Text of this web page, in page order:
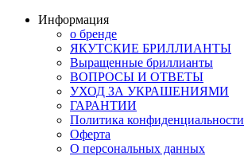
Информация
о бренде
ЯКУТСКИЕ БРИЛЛИАНТЫ
Выращенные бриллианты
ВОПРОСЫ И ОТВЕТЫ
УХОД ЗА УКРАШЕНИЯМИ
ГАРАНТИИ
Политика конфиденциальности
Оферта
О персональных данных